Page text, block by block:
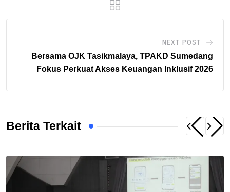
NEXT POST
Bersama OJK Tasikmalaya, TPAKD Sumedang
Fokus Perkuat Akses Keuangan Inklusif 2026
Berita Terkait